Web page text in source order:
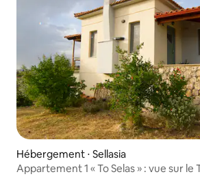
Hébergement ⋅ Sellasia
Appartement 1 « To Selas » : vue sur le